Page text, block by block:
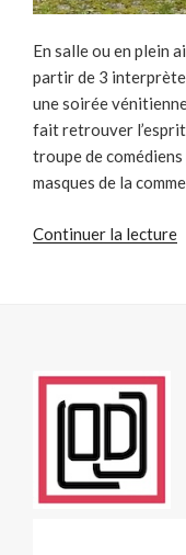
En salle ou en plein
partir de 3
une soirée
fait retrouver l’esprit
troupe de
masques de la
Continuer la lecturede